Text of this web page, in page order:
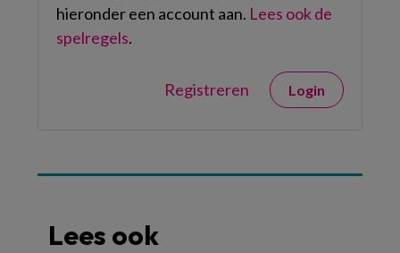
hieronder een account aan. Lees ook de
spelregels.
Registreren Login
Lees ook